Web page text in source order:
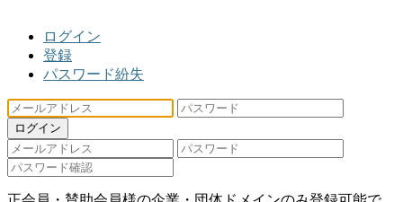
ログイン
登録
パスワード紛失
ログイン